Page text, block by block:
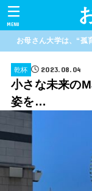
MENU
お母さん大学は、“孤
乾杯 2023.08.04
小さな未来の
姿を…